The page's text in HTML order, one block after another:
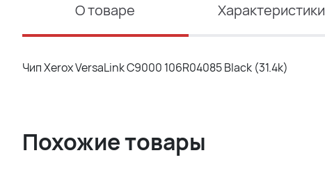
О товаре Характеристики
Чип Xerox VersaLink C9000 106R04085 Black (31.4k)
Похожие товары